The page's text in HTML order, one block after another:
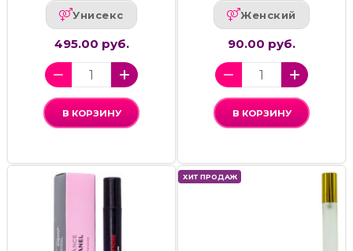
Унисекс
495.00 руб.
В КОРЗИНУ
Женский
90.00 руб.
В КОРЗИНУ
ХИТ ПРОДАЖ